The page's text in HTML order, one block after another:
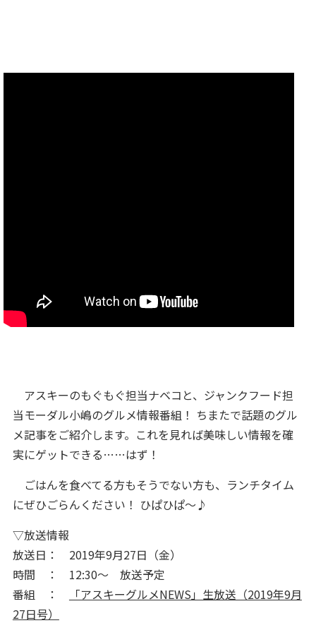
アスキーのもぐもぐ担当ナベコと、ジャンクフード担
当モーダル小嶋のグルメ情報番組！ ちまたで話題のグル
メ記事をご紹介します。これを見れば美味しい情報を確
実にゲットできる……はず！
ごはんを食べてる方もそうでない方も、ランチタイム
にぜひごらんください！ ひぱひぱ～♪
▽放送情報
放送日： 2019年9月27日（金）
時間 ： 12:30～ 放送予定
番組 ：
「アスキーグルメNEWS」生放送（2019年9月
27日号）